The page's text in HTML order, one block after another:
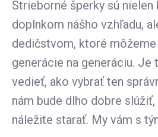
Strieborné šperky sú nielen
doplnkom nášho vzhľadu,
dedičstvom, ktoré
generácie na generáciu. Je
vedieť, ako vybrať ten
nám bude dlho dobre slúžiť,
náležite starať. My vám s